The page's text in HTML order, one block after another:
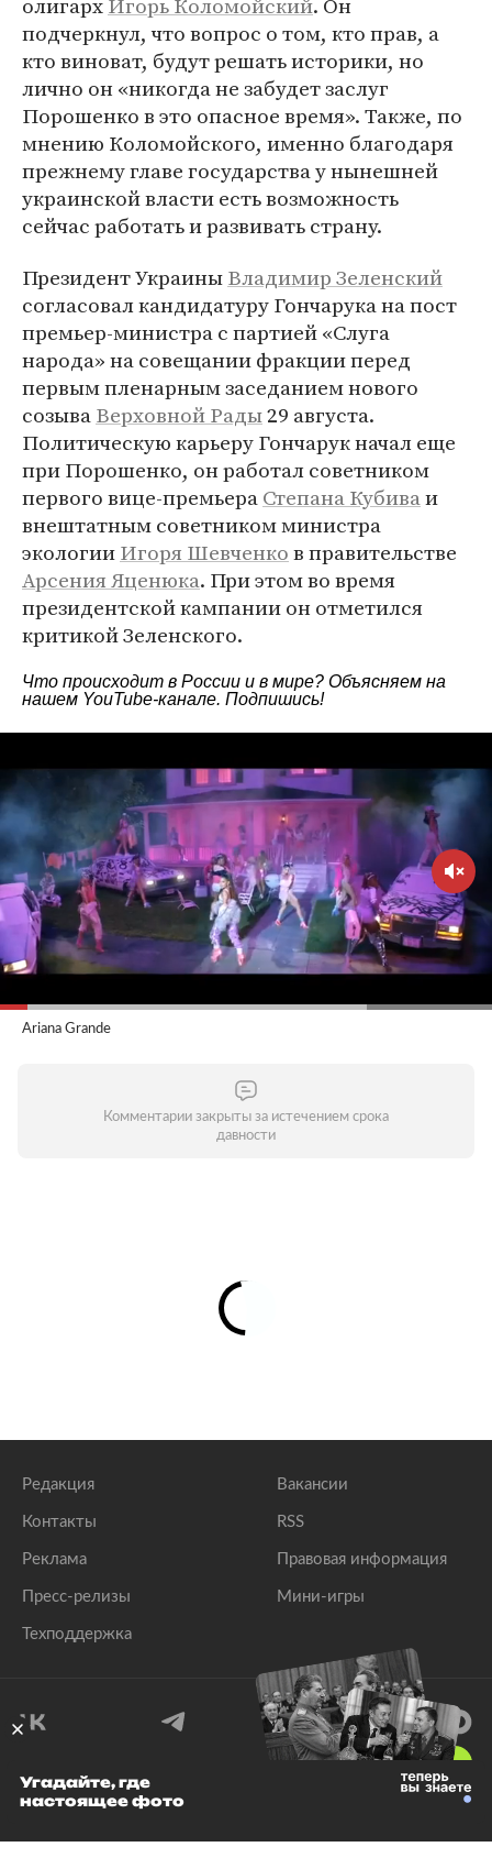
подчеркнул, что вопрос о том, кто прав, а
кто виноват, будут решать историки, но
лично он «никогда не забудет заслуг
Порошенко в это опасное время». Также, по
мнению Коломойского, именно благодаря
прежнему главе государства у нынешней
украинской власти есть возможность
сейчас работать и развивать страну.
Президент УкраиныВладимир Зеленский
согласовал кандидатуру Гончарука на пост
премьер-министра с партией «Слуга
народа» на совещании фракции перед
первым пленарным заседанием нового
созываВерховной Рады29 августа.
Политическую карьеру Гончарук начал еще
при Порошенко, он работал советником
первого вице-премьераСтепана Кубиваи
внештатным советником министра
экологииИгоря Шевченков правительстве
Арсения Яценюка. При этом во время
президентской кампании он отметился
критикой Зеленского.
Что происходит в России и в мире? Объясняем на
нашем YouTube-канале. Подпишись!
Ariana Grande
Комментарии закрыты за истечением срока
давности
Редакция
Контакты
Реклама
Пресс-релизы
Техподдержка
Вакансии
RSS
Правовая информация
Мини-игры
© 1999–2026 Все права защищены.
Угадайте, где
настоящее фото